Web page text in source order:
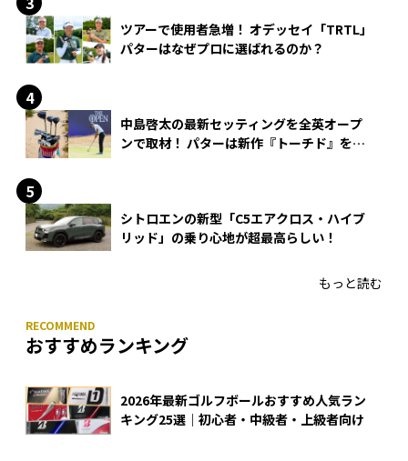
ツアーで使用者急増！ オデッセイ「TRTL」
パターはなぜプロに選ばれるのか？
中島啓太の最新セッティングを全英オープ
ンで取材！ パターは新作『トーチド』を投
シトロエンの新型「C5エアクロス・ハイブ
リッド」の乗り心地が超最高らしい！
もっと読む
おすすめランキング
2026年最新ゴルフボールおすすめ人気ラン
キング25選｜初心者・中級者・上級者向け